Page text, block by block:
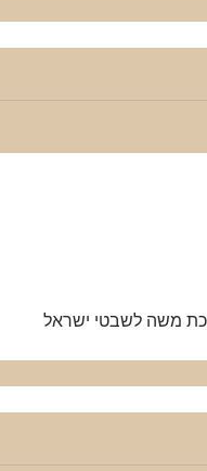
משה לשבטי ישראל